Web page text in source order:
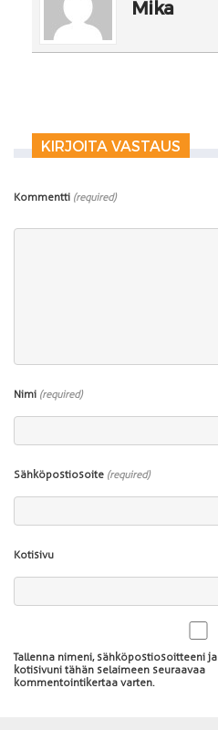
Mika
KIRJOITA VASTAUS
Kommentti (required)
Nimi (required)
Sähköpostiosoite (required)
Kotisivu
Tallenna nimeni, sähköpostiosoitteeni ja
kotisivuni tähän selaimeen seuraavaa
kommentointikertaa varten.